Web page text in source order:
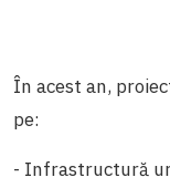
În acest an,
pe:
- Infrastructură